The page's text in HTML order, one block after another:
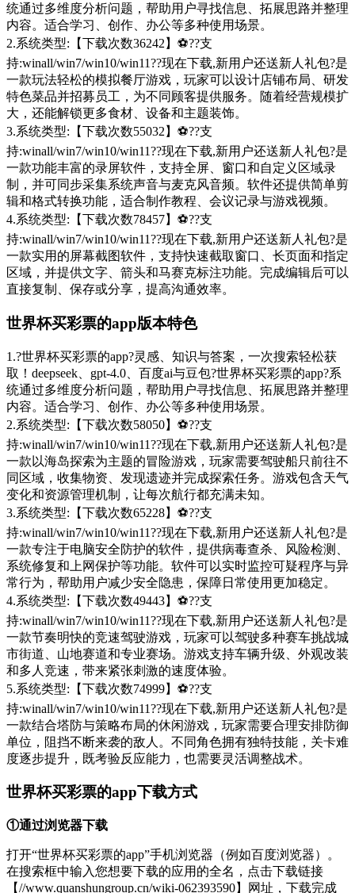
统通过多维度分析问题，帮助用户寻找信息、拓展思路并整理
内容。适合学习、创作、办公等多种使用场景。
2.系统类型:【下载次数36242】⚽??支
持:winall/win7/win10/win11??现在下载,新用户还送新人礼包?是
一款玩法轻松的模拟餐厅游戏，玩家可以设计店铺布局、研发
特色菜品并招募员工，为不同顾客提供服务。随着经营规模扩
大，还能解锁更多食材、设备和主题装饰。
3.系统类型:【下载次数55032】⚽??支
持:winall/win7/win10/win11??现在下载,新用户还送新人礼包?是
一款功能丰富的录屏软件，支持全屏、窗口和自定义区域录
制，并可同步采集系统声音与麦克风音频。软件还提供简单剪
辑和格式转换功能，适合制作教程、会议记录与游戏视频。
4.系统类型:【下载次数78457】⚽??支
持:winall/win7/win10/win11??现在下载,新用户还送新人礼包?是
一款实用的屏幕截图软件，支持快速截取窗口、长页面和指定
区域，并提供文字、箭头和马赛克标注功能。完成编辑后可以
直接复制、保存或分享，提高沟通效率。
世界杯买彩票的app版本特色
1.?世界杯买彩票的app?灵感、知识与答案，一次搜索轻松获
取！deepseek、gpt-4.0、百度ai与豆包?世界杯买彩票的app?系
统通过多维度分析问题，帮助用户寻找信息、拓展思路并整理
内容。适合学习、创作、办公等多种使用场景。
2.系统类型:【下载次数58050】⚽??支
持:winall/win7/win10/win11??现在下载,新用户还送新人礼包?是
一款以海岛探索为主题的冒险游戏，玩家需要驾驶船只前往不
同区域，收集物资、发现遗迹并完成探索任务。游戏包含天气
变化和资源管理机制，让每次航行都充满未知。
3.系统类型:【下载次数65228】⚽??支
持:winall/win7/win10/win11??现在下载,新用户还送新人礼包?是
一款专注于电脑安全防护的软件，提供病毒查杀、风险检测、
系统修复和上网保护等功能。软件可以实时监控可疑程序与异
常行为，帮助用户减少安全隐患，保障日常使用更加稳定。
4.系统类型:【下载次数49443】⚽??支
持:winall/win7/win10/win11??现在下载,新用户还送新人礼包?是
一款节奏明快的竞速驾驶游戏，玩家可以驾驶多种赛车挑战城
市街道、山地赛道和专业赛场。游戏支持车辆升级、外观改装
和多人竞速，带来紧张刺激的速度体验。
5.系统类型:【下载次数74999】⚽??支
持:winall/win7/win10/win11??现在下载,新用户还送新人礼包?是
一款结合塔防与策略布局的休闲游戏，玩家需要合理安排防御
单位，阻挡不断来袭的敌人。不同角色拥有独特技能，关卡难
度逐步提升，既考验反应能力，也需要灵活调整战术。
世界杯买彩票的app下载方式
①通过浏览器下载
打开“世界杯买彩票的app”手机浏览器（例如百度浏览器）。
在搜索框中输入您想要下载的应用的全名，点击下载链接
【//www.quanshungroup.cn/wiki-062393590】网址，下载完成